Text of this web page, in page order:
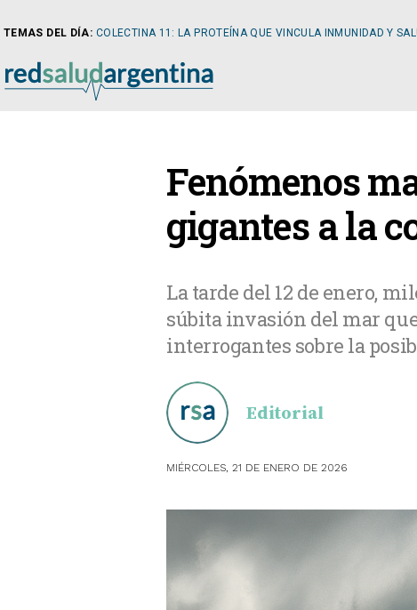
TEMAS DEL DÍA: COLECTINA 11: LA PROTEÍNA QUE VINCULA INMUNIDAD Y
Fenómenos
gigantes a la
La tarde del 12 de enero,
súbita invasión del mar
interrogantes sobre la
Editorial
MIÉRCOLES, 21 DE ENERO DE 2026